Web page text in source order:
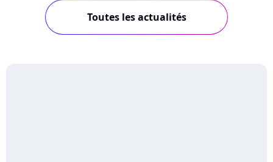
Toutes les actualités